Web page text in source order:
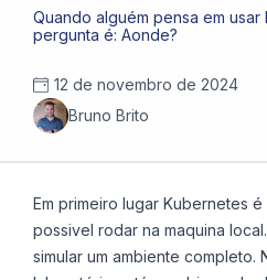
Quando alguém pensa em
pergunta é: Aonde?
12 de novembro de 2024
Bruno Brito
Em primeiro lugar Kubernetes
possivel rodar na maquina
simular um ambiente completo.